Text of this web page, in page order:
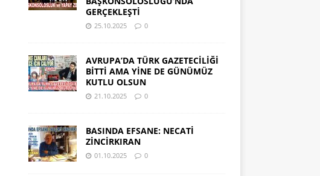
GERÇEKLEŞTİ
25.10.2025 0
AVRUPA’DA TÜRK GAZETECİLİĞİ
BİTTİ AMA YİNE DE GÜNÜMÜZ
KUTLU OLSUN
21.10.2025 0
BASINDA EFSANE: NECATİ
ZİNCİRKIRAN
01.10.2025 0